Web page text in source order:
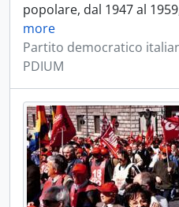
popolare, dal 1947 al
more
Partito democratico
PDIUM